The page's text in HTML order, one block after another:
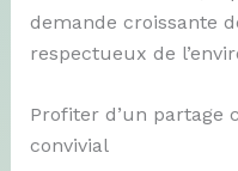
demande croissante
respectueux de
Profiter d’un partage
convivial